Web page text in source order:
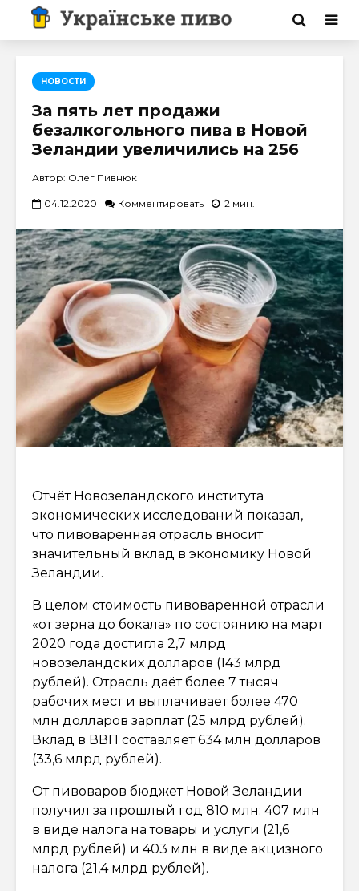
НОВОСТИ
За пять лет продажи
безалкогольного пива в Новой
Зеландии увеличились на 256
Автор: Олег Пивнюк
04.12.2020 Комментировать 2 мин.
Отчёт Новозеландского института
экономических исследований показал,
что пивоваренная отрасль вносит
значительный вклад в экономику Новой
Зеландии.
В целом стоимость пивоваренной отрасли
«от зерна до бокала» по состоянию на март
2020 года достигла 2,7 млрд
новозеландских долларов (143 млрд
рублей). Отрасль даёт более 7 тысяч
рабочих мест и выплачивает более 470
млн долларов зарплат (25 млрд рублей).
Вклад в ВВП составляет 634 млн долларов
(33,6 млрд рублей).
От пивоваров бюджет Новой Зеландии
получил за прошлый год 810 млн: 407 млн
в виде налога на товары и услуги (21,6
млрд рублей) и 403 млн в виде акцизного
налога (21,4 млрд рублей).